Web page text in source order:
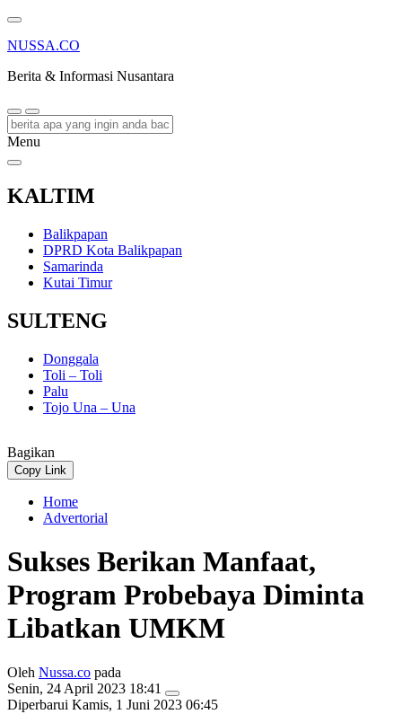
NUSSA.CO
Berita & Informasi Nusantara
Menu
KALTIM
Balikpapan
DPRD Kota Balikpapan
Samarinda
Kutai Timur
SULTENG
Donggala
Toli – Toli
Palu
Tojo Una – Una
Bagikan
Copy Link
Home
Advertorial
Sukses Berikan Manfaat,
Program Probebaya Diminta
Libatkan UMKM
Oleh Nussa.co pada
Senin, 24 April 2023 18:41
Diperbarui Kamis, 1 Juni 2023 06:45